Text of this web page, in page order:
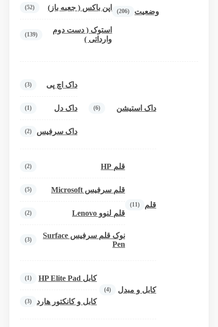
وضعیت (206) اپن باکس ( جعبه باز) (52)
استوک ( دست دوم
وارداتی )
(139)
داک استیشن (6)
داک اچ پی (3)
داک دل (1)
داک سرفیس (2)
قلم (11)
قلم HP (2)
قلم سرفیس Microsoft (5)
قلم لنوو Lenovo (2)
نوک قلم سرفیس Surface
Pen
(3)
کابل و مبدل (4)
کابل HP Elite Pad (1)
کابل و کانکتور هارد (3)